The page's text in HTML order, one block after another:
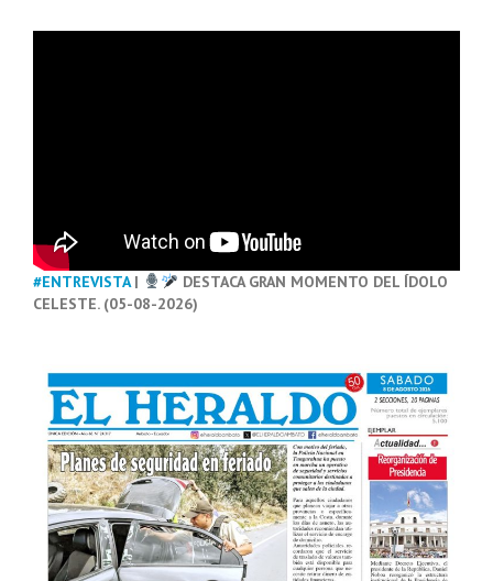
#ENTREVISTA|
DESTACA GRAN MOMENTO DEL ÍDOLO
CELESTE. (05-08-2026)